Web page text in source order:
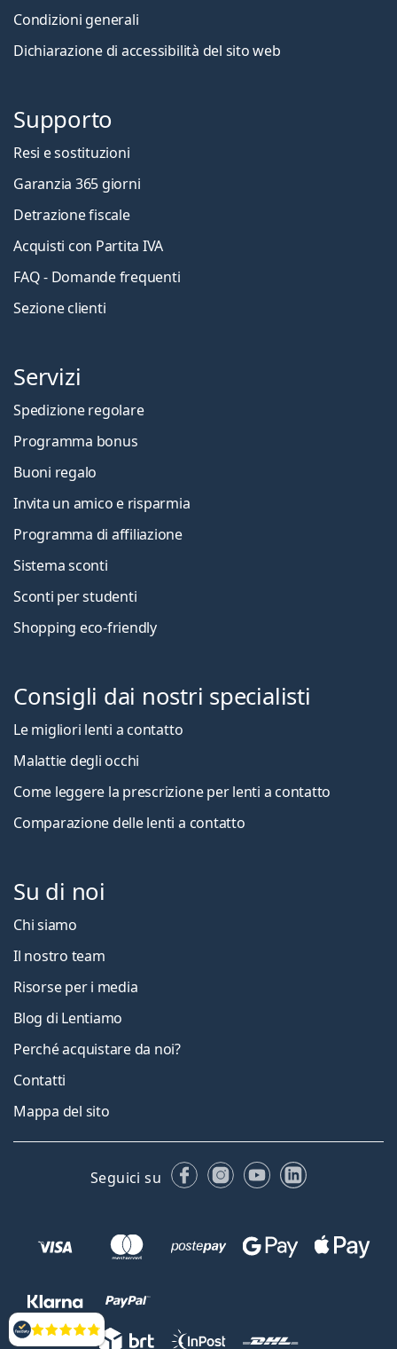
Valutazione
Condizioni generali
Dichiarazione di accessibilità del sito web
Supporto
Resi e sostituzioni
Garanzia 365 giorni
Detrazione fiscale
Acquisti con Partita IVA
FAQ - Domande frequenti
Sezione clienti
Servizi
Spedizione regolare
Programma bonus
Buoni regalo
Invita un amico e risparmia
Programma di affiliazione
Sistema sconti
Sconti per studenti
Shopping eco-friendly
Consigli dai nostri specialisti
Le migliori lenti a contatto
Malattie degli occhi
Come leggere la prescrizione per lenti a contatto
Comparazione delle lenti a contatto
Su di noi
Chi siamo
Il nostro team
Risorse per i media
Blog di Lentiamo
Perché acquistare da noi?
Contatti
Mappa del sito
Seguici su FacebookInstagram
YouTubeLinkedIn